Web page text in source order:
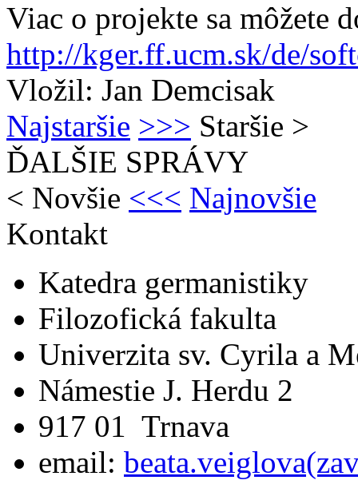
Viac o projekte sa môžete
http://kger.ff.ucm.sk/de/
Vložil: Jan Demcisak
Najstaršie >>> Staršie >
ĎALŠIE SPRÁVY
< Novšie <<< Najnovšie
Kontakt
Katedra germanistiky
Filozofická fakulta
Univerzita sv. Cyrila a
Námestie J. Herdu 2
917 01 Trnava
email: